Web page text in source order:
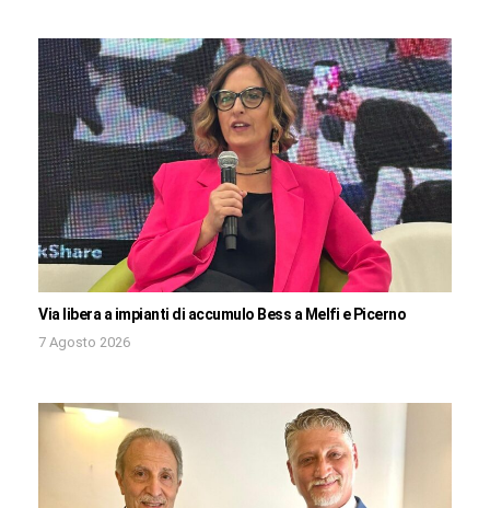
Via libera a impianti di accumulo Bess a Melfi e Picerno
7 Agosto 2026